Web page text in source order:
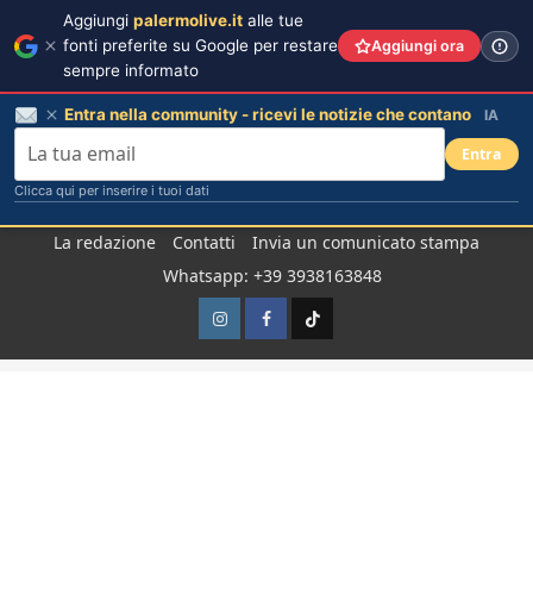
La redazione Contatti
Invia un comunicato stampa
Whatsapp: +39 3938163848
InstagramFacebook
TikTok
Aggiungi palermolive.it alle tue
fonti preferite su Google per restare
sempre informato
Aggiungi ora
Entra nella community - ricevi le notizie che contano IA
Entra
Clicca qui per inserire i tuoi dati